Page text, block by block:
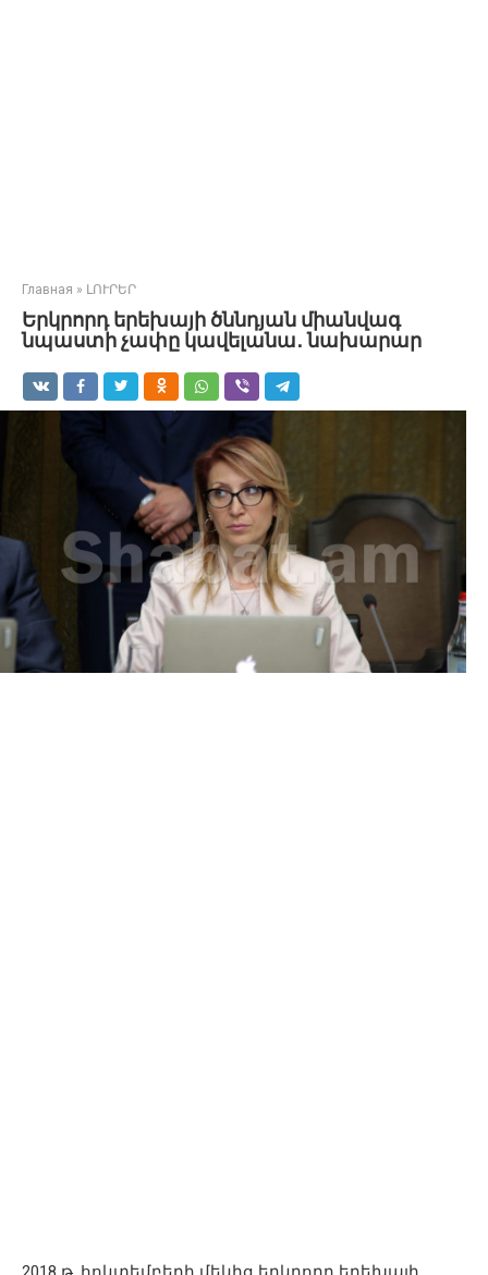
Главная » ԼՈՒՐԵՐ
Երկրորդ երեխայի ծննդյան միանվագ
նպաստի չափը կավելանա․ նախարար